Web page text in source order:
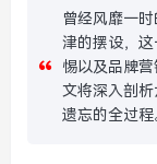
曾经风靡一
津的摆设，
惕以及品牌
文将深入剖
遗忘的全过程